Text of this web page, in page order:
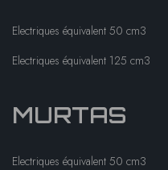
Electriques équivalent 50 cm3
Electriques équivalent 125 cm3
MURTAS
Electriques équivalent 50 cm3